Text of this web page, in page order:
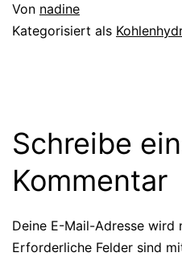
Von nadine
Kategorisiert als
Schreibe
Kommentar
Deine E-Mail-Adresse
Erforderliche Felder sind